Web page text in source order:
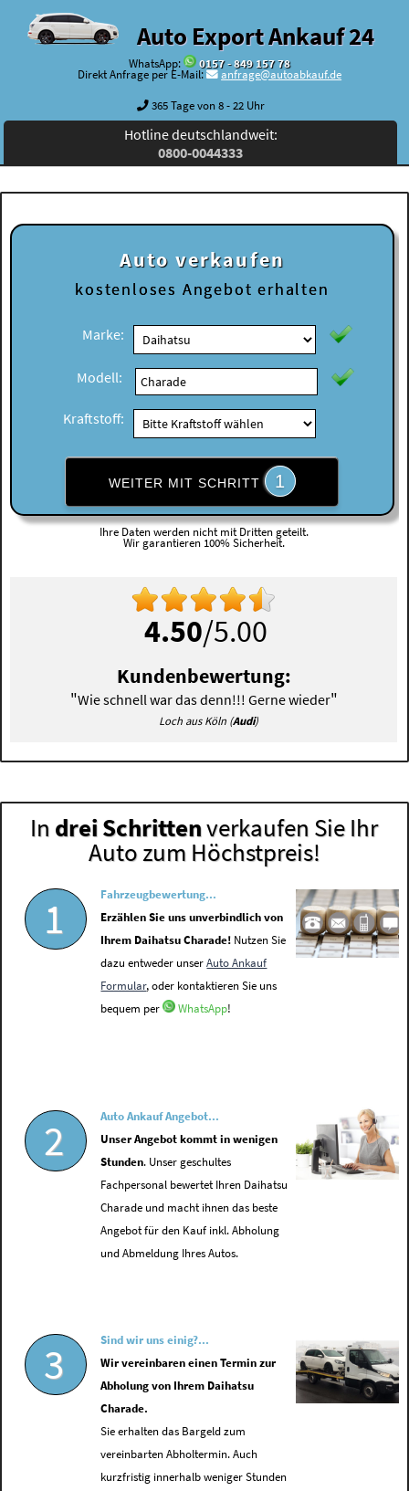
Auto Export Ankauf 24
WhatsApp:
0157 - 849 157 78
Direkt Anfrage per E-Mail:
anfrage@autoabkauf.de
365 Tage von 8 - 22 Uhr
Hotline deutschlandweit:
0800-0044333
Auto verkaufen
kostenloses Angebot erhalten
Marke:
Modell:
Kraftstoff:
WEITER MIT SCHRITT 1
Ihre Daten werden nicht mit Dritten geteilt.
Wir garantieren 100% Sicherheit.
4.50/5.00
Kundenbewertung:
"Wie schnell war das denn!!! Gerne wieder"
Loch aus Köln (Audi)
In drei Schrittenverkaufen Sie Ihr
Auto zum Höchstpreis!
1
Fahrzeugbewertung...
Erzählen Sie uns unverbindlich von
Ihrem Daihatsu Charade! Nutzen Sie
dazu entweder unserAuto Ankauf
Formular, oder kontaktieren Sie uns
bequem per
WhatsApp!
2
Auto Ankauf Angebot...
Unser Angebot kommt in wenigen
Stunden. Unser geschultes
Fachpersonal bewertet Ihren Daihatsu
Charade und macht ihnen das beste
Angebot für den Kauf inkl. Abholung
und Abmeldung Ihres Autos.
3
Sind wir uns einig?...
Wir vereinbaren einen Termin zur
Abholung von Ihrem Daihatsu
Charade.
Sie erhalten das Bargeld zum
vereinbarten Abholtermin. Auch
kurzfristig innerhalb weniger Stunden